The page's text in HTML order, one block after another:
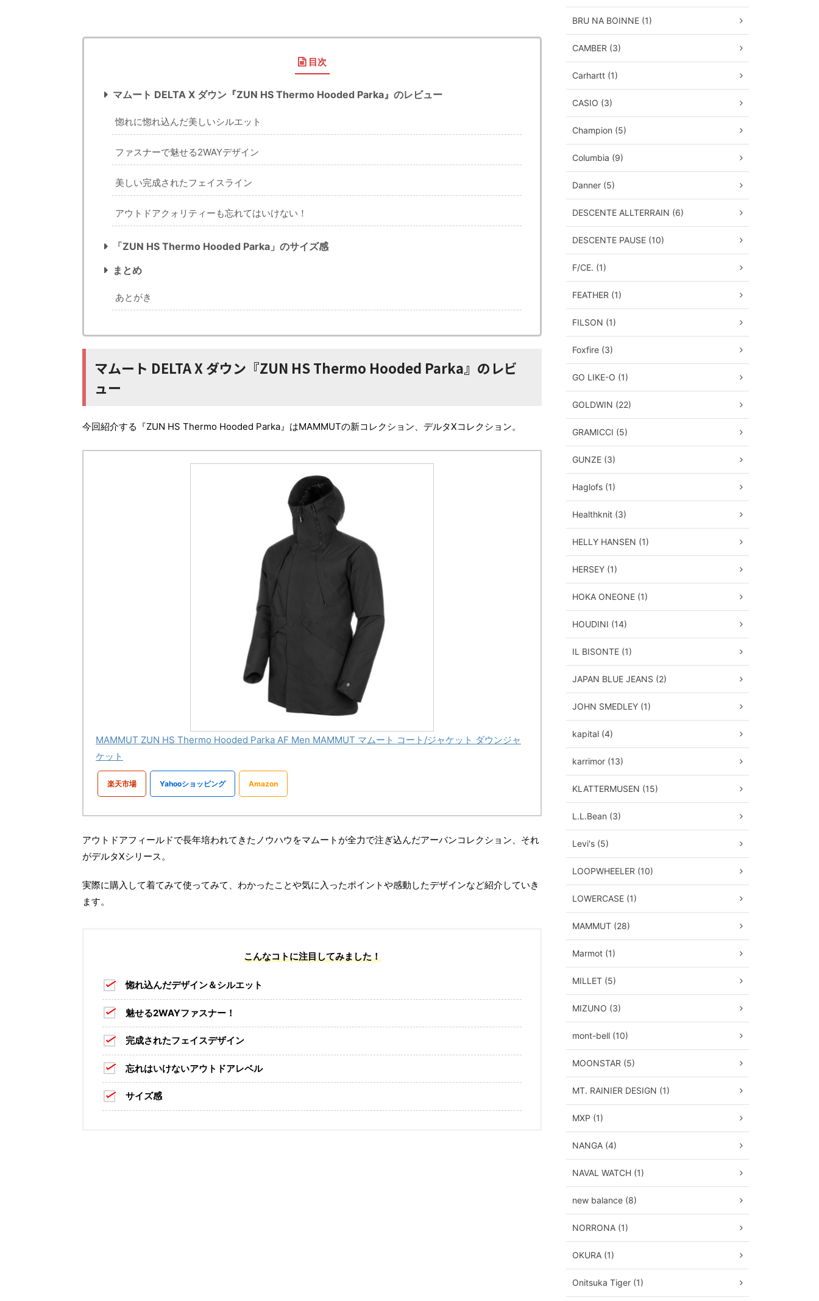
目次
マムート DELTA X ダウン『ZUN HS Thermo Hooded Parka』のレビュー
惚れに惚れ込んだ美しいシルエット
ファスナーで魅せる2WAYデザイン
美しい完成されたフェイスライン
アウトドアクォリティーも忘れてはいけない！
「ZUN HS Thermo Hooded Parka」のサイズ感
まとめ
あとがき
マムート DELTA X ダウン『ZUN HS Thermo Hooded Parka』のレビ
ュー
今回紹介する『ZUN HS Thermo Hooded Parka』はMAMMUTの新コレクション、デルタXコレクション。
MAMMUT ZUN HS Thermo Hooded Parka AF Men MAMMUT マムート コート/ジャケット ダウンジャ
ケット
楽天市場 Yahooショッピング Amazon
アウトドアフィールドで長年培われてきたノウハウをマムートが全力で注ぎ込んだアーバンコレクション、それ
がデルタXシリース。
実際に購入して着てみて使ってみて、わかったことや気に入ったポイントや感動したデザインなど紹介していき
ます。
こんなコトに注目してみました！
惚れ込んだデザイン＆シルエット
魅せる2WAYファスナー！
完成されたフェイスデザイン
忘れはいけないアウトドアレベル
サイズ感
BRU NA BOINNE (1)
CAMBER (3)
Carhartt (1)
CASIO (3)
Champion (5)
Columbia (9)
Danner (5)
DESCENTE ALLTERRAIN (6)
DESCENTE PAUSE (10)
F/CE. (1)
FEATHER (1)
FILSON (1)
Foxfire (3)
GO LIKE-O (1)
GOLDWIN (22)
GRAMICCI (5)
GUNZE (3)
Haglofs (1)
Healthknit (3)
HELLY HANSEN (1)
HERSEY (1)
HOKA ONEONE (1)
HOUDINI (14)
IL BISONTE (1)
JAPAN BLUE JEANS (2)
JOHN SMEDLEY (1)
kapital (4)
karrimor (13)
KLATTERMUSEN (15)
L.L.Bean (3)
Levi's (5)
LOOPWHEELER (10)
LOWERCASE (1)
MAMMUT (28)
Marmot (1)
MILLET (5)
MIZUNO (3)
mont-bell (10)
MOONSTAR (5)
MT. RAINIER DESIGN (1)
MXP (1)
NANGA (4)
NAVAL WATCH (1)
new balance (8)
NORRONA (1)
OKURA (1)
Onitsuka Tiger (1)